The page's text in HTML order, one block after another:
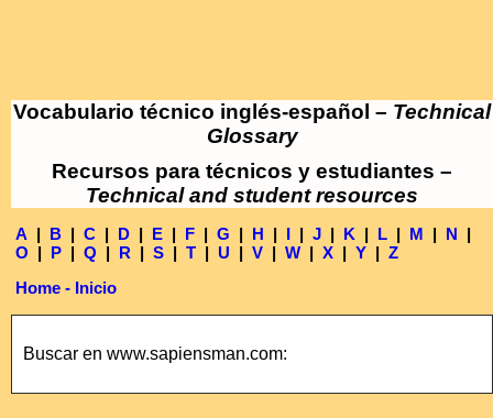
Vocabulario técnico inglés-español – Technical
Glossary
Recursos para técnicos y estudiantes –
Technical and student resources
A | B | C | D | E | F | G | H | I | J | K | L | M | N |
O | P | Q | R | S | T | U | V | W | X | Y | Z
Home - Inicio
Buscar en www.sapiensman.com: